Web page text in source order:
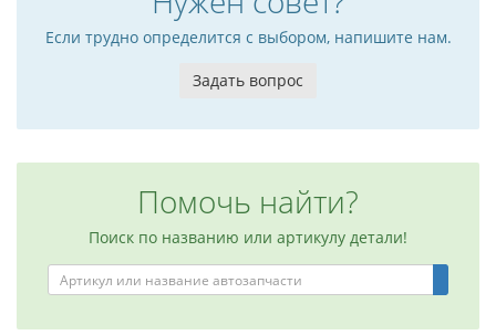
Если трудно определится с выбором, напишите нам.
Задать вопрос
Помочь найти?
Поиск по названию или артикулу детали!